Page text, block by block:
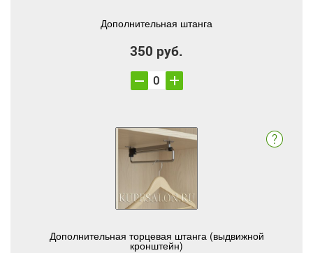
Дополнительная штанга
350 руб.
Дополнительная торцевая штанга (выдвижной
кронштейн)